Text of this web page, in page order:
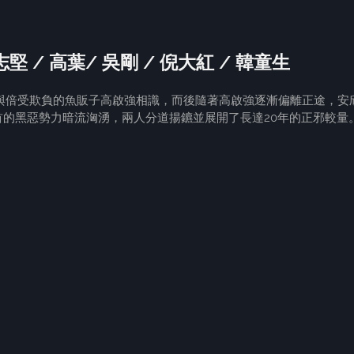
堅 / 高葉/ 吳剛 / 倪大紅 / 韓童生
受欺負的魚販子高啟強相識，而後隨著高啟強逐漸偏離正途，安
黑惡勢力暗流洶湧，兩人分道揚鑣並展開了長達20年的正邪較量